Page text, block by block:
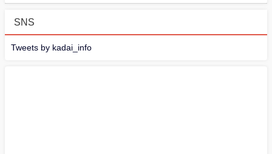
SNS
Tweets by kadai_info